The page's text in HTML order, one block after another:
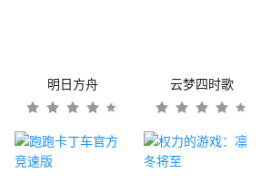
明日方舟 云梦四时歌